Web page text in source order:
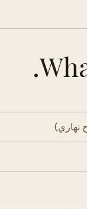
نهاري)